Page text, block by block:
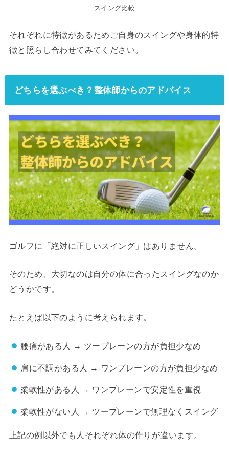
スイング比較
それぞれに特徴があるためご自身のスイングや身体的特
徴と照らし合わせてみてください。
どちらを選ぶべき？整体師からのアドバイス
ゴルフに「絶対に正しいスイング」はありません。
そのため、大切なのは自分の体に合ったスイングなのか
どうかです。
たとえば以下のように考えられます。
腰痛がある人 → ツープレーンの方が負担少なめ
肩に不調がある人 → ワンプレーンの方が負担少なめ
柔軟性がある人 → ワンプレーンで安定性を重視
柔軟性がない人 → ツープレーンで無理なくスイング
上記の例以外でも人それぞれ体の作りが違います。